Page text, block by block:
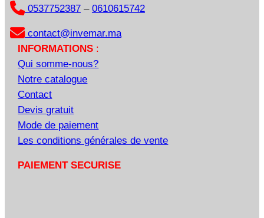
0537752387– 0610615742
contact@invemar.ma
INFORMATIONS :
Qui somme-nous?
Notre catalogue
Contact
Devis gratuit
Mode de paiement
Les conditions générales de vente
PAIEMENT SECURISE